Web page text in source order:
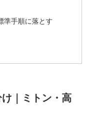
手順に落とす
｜ミトン・高